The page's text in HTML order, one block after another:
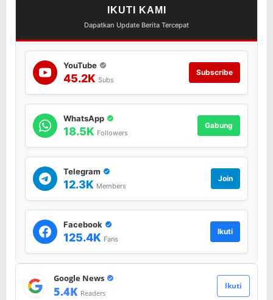
IKUTI KAMI
Dapatkan Update Berita Tercepat
YouTube
45.2K Subs
Subscribe
WhatsApp
18.5K Followers
Gabung
Telegram
12.3K Members
Join
Facebook
125.4K Fans
Ikuti
Google News
5.4K Readers
Ikuti